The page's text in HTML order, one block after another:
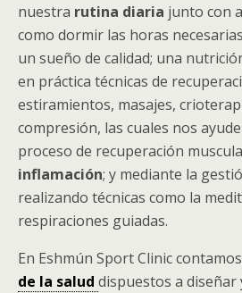
nuestra rutina diaria junto con
como dormir las horas
un sueño de calidad; una
en práctica técnicas de
estiramientos, masajes,
compresión, las cuales nos
proceso de recuperación
inflamación; y mediante la
realizando técnicas como la
respiraciones guiadas.
En Eshmún Sport Clinic
de la salud dispuestos a